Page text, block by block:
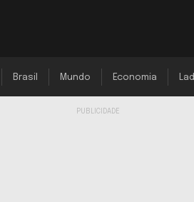
Brasil Mundo Economia